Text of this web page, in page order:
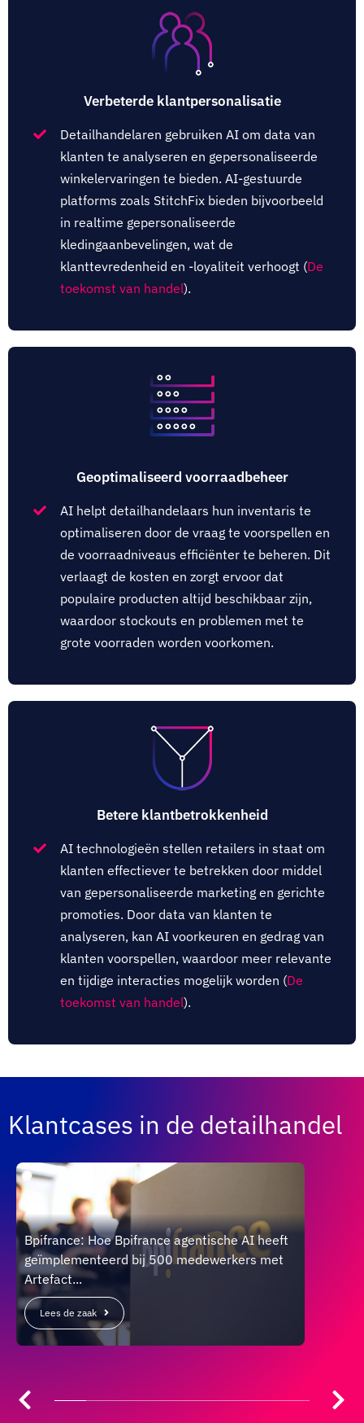
Verbeterde klantpersonalisatie
Detailhandelaren gebruiken AI om data van
klanten te analyseren en gepersonaliseerde
winkelervaringen te bieden. AI-gestuurde
platforms zoals StitchFix bieden bijvoorbeeld
in realtime gepersonaliseerde
kledingaanbevelingen, wat de
klanttevredenheid en -loyaliteit verhoogt (De
toekomst van handel).
Geoptimaliseerd voorraadbeheer
AI helpt detailhandelaars hun inventaris te
optimaliseren door de vraag te voorspellen en
de voorraadniveaus efficiënter te beheren. Dit
verlaagt de kosten en zorgt ervoor dat
populaire producten altijd beschikbaar zijn,
waardoor stockouts en problemen met te
grote voorraden worden voorkomen.
Betere klantbetrokkenheid
AI technologieën stellen retailers in staat om
klanten effectiever te betrekken door middel
van gepersonaliseerde marketing en gerichte
promoties. Door data van klanten te
analyseren, kan AI voorkeuren en gedrag van
klanten voorspellen, waardoor meer relevante
en tijdige interacties mogelijk worden (De
toekomst van handel).
Klantcases in de detailhandel
Bpifrance: Hoe Bpifrance agentische AI heeft
geïmplementeerd bij 500 medewerkers met
Artefact...
Lees de zaak